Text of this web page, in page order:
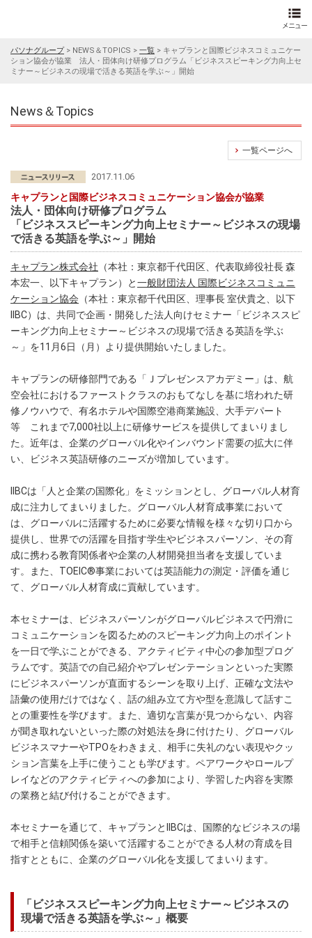
パソナグループ> NEWS＆TOPICS > 一覧 > キャプランと国際ビジネスコミュニケー
ション協会が協業 法人・団体向け研修プログラム「ビジネススピーキング力向上セ
ミナー～ビジネスの現場で活きる英語を学ぶ～」開始
News＆Topics
一覧ページへ
2017.11.06
キャプランと国際ビジネスコミュニケーション協会が協業
法人・団体向け研修プログラム
「ビジネススピーキング力向上セミナー～ビジネスの現場
で活きる英語を学ぶ～」開始
キャプラン株式会社 （本社：東京都千代田区、代表取締役社長 森
本宏一、以下キャプラン）と一般財団法人 国際ビジネスコミュニ
ケーション協会 （本社：東京都千代田区、理事長 室伏貴之、以下
IIBC）は、共同で企画・開発した法人向けセミナー「ビジネススピ
ーキング力向上セミナー～ビジネスの現場で活きる英語を学ぶ
～」を11月6日（月）より提供開始いたしました。
キャプランの研修部門である「Ｊプレゼンスアカデミー」は、航
空会社におけるファーストクラスのおもてなしを基に培われた研
修ノウハウで、有名ホテルや国際空港商業施設、大手デパート
等 これまで7,000社以上に研修サービスを提供してまいりまし
た。近年は、企業のグローバル化やインバウンド需要の拡大に伴
い、ビジネス英語研修のニーズが増加しています。
IIBCは「人と企業の国際化」をミッションとし、グローバル人材育
成に注力してまいりました。グローバル人材育成事業において
は、グローバルに活躍するために必要な情報を様々な切り口から
提供し、世界での活躍を目指す学生やビジネスパーソン、その育
成に携わる教育関係者や企業の人材開発担当者を支援していま
す。また、TOEIC®事業においては英語能力の測定・評価を通じ
て、グローバル人材育成に貢献しています。
本セミナーは、ビジネスパーソンがグローバルビジネスで円滑に
コミュニケーションを図るためのスピーキング力向上のポイント
を一日で学ぶことができる、アクティビティ中心の参加型プログ
ラムです。英語での自己紹介やプレゼンテーションといった実際
にビジネスパーソンが直面するシーンを取り上げ、正確な文法や
語彙の使用だけではなく、話の組み立て方や型を意識して話すこ
との重要性を学びます。また、適切な言葉が見つからない、内容
が聞き取れないといった際の対処法を身に付けたり、グローバル
ビジネスマナーやTPOをわきまえ、相手に失礼のない表現やクッ
ション言葉を上手に使うことも学びます。ペアワークやロールプ
レイなどのアクティビティへの参加により、学習した内容を実際
の業務と結び付けることができます。
本セミナーを通じて、キャプランとIIBCは、国際的なビジネスの場
で相手と信頼関係を築いて活躍することができる人材の育成を目
指すとともに、企業のグローバル化を支援してまいります。
「ビジネススピーキング力向上セミナー～ビジネスの
現場で活きる英語を学ぶ～」概要